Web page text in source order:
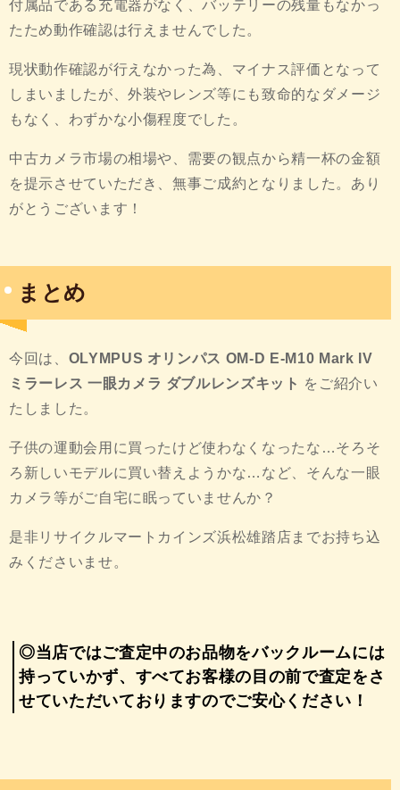
付属品である充電器がなく、バッテリーの残量もなかっ
たため動作確認は行えませんでした。
現状動作確認が行えなかった為、マイナス評価となって
しまいましたが、外装やレンズ等にも致命的なダメージ
もなく、わずかな小傷程度でした。
中古カメラ市場の相場や、需要の観点から精一杯の金額
を提示させていただき、無事ご成約となりました。あり
がとうございます！
まとめ
今回は、 OLYMPUS オリンパス OM-D E-M10 Mark IV
ミラーレス 一眼カメラ ダブルレンズキット をご紹介い
たしました。
子供の運動会用に買ったけど使わなくなったな…そろそ
ろ新しいモデルに買い替えようかな…など、そんな一眼
カメラ等がご自宅に眠っていませんか？
是非リサイクルマートカインズ浜松雄踏店までお持ち込
みくださいませ。
◎当店ではご査定中のお品物をバックルームには
持っていかず、すべてお客様の目の前で査定をさ
せていただいておりますのでご安心ください！